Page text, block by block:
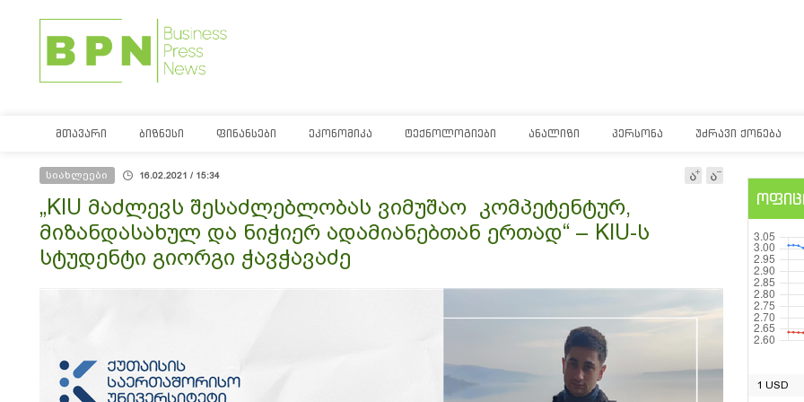
ᲛᲗᲐᲕᲐᲠᲘ ᲑᲘᲖᲜᲔᲡᲘ ᲤᲘᲜᲐᲜᲡᲔᲑᲘ ᲔᲙᲝᲜᲝᲛᲘᲙᲐ ᲢᲔᲥᲜᲝᲚᲝᲒᲘᲔᲑᲘ ᲐᲜᲐᲚᲘᲖᲘ ᲞᲔᲠᲡᲝᲜᲐ ᲣᲫᲠᲐᲕᲘ ᲥᲝᲜᲔᲑᲐ
სიახლეები 16.02.2021 / 15:34
„KIU მაძლევს შესაძლებლობას ვიმუშაო კომპეტენტურ,
მიზანდასახულ და ნიჭიერ ადამიანებთან ერთად“ – KIU-ს
სტუდენტი გიორგი ჭავჭავაძე
1 USD